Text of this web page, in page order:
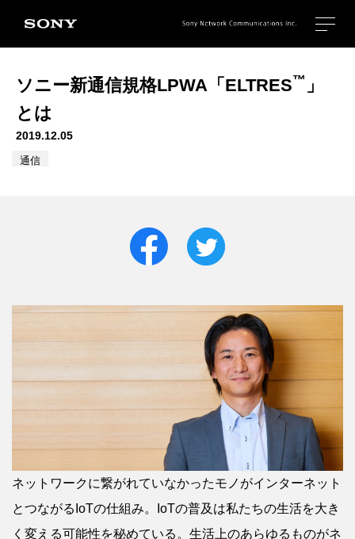
ソニー新通信規格LPWA「ELTRES™ 」
とは
2019.12.05
通信
ネットワークに繋がれていなかったモノがインターネット
とつながるIoTの仕組み。IoTの普及は私たちの生活を大き
く変える可能性を秘めている。生活上のあらゆるものがネ